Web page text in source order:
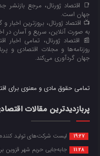
📑 اقتصاد ژورنال، مرجع بازنشر
جهان است.
📺 اقتصاد ژورنال، بروزترین
به صورت آنلاین، سریع و آسان در
📰 اقتصاد ژورنال، تمامی اخبار
روزنامه‌ها و مجلات اقتصادی و
جهان گردآوری می‌کند.
تمامی حقوق مادی و معنوی برای
پربازدیدترین مقالات
19:27 لیست شرکت‌های تولید کننده
11:28 جابه‌جایی حریم شهر قزوین